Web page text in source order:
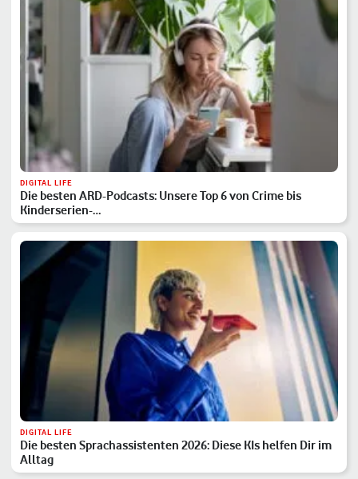
DIGITAL LIFE
Die besten ARD-Podcasts: Unsere Top 6 von Crime bis
Kinderserien-…
DIGITAL LIFE
Die besten Sprachassistenten 2026: Diese KIs helfen Dir im
Alltag